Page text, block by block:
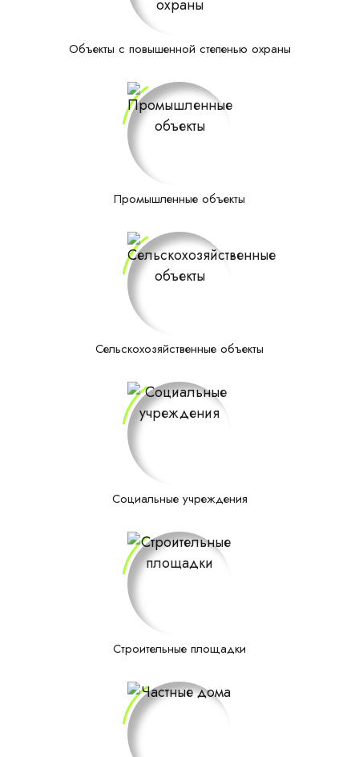
Объекты с повышенной степенью охраны
Промышленные объекты
Сельскохозяйственные объекты
Социальные учреждения
Строительные площадки